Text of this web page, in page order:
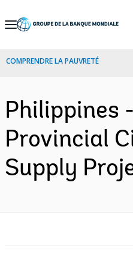
Skip
Navigation
COMPRENDRE LA PAUVRETÉ
Philippines
Provincial
Supply